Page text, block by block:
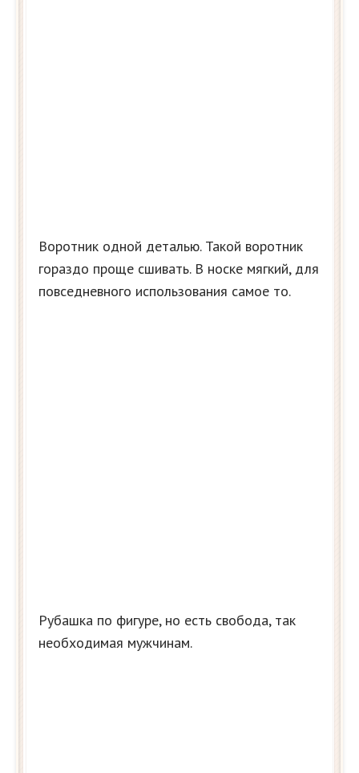
Воротник одной деталью. Такой воротник
гораздо проще сшивать. В носке мягкий, для
повседневного использования самое то.
Рубашка по фигуре, но есть свобода, так
необходимая мужчинам.